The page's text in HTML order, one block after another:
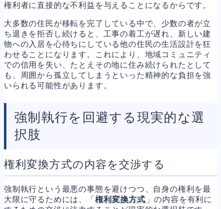
権利者に直接的な不利益を与えることになるからです。
大多数の住民が移転を完了している中で、少数の者が立
ち退きを拒否し続けると、工事の着工が遅れ、新しい建
物への入居を心待ちにしている他の住民の生活設計を狂
わせることになります。これにより、地域コミュニティ
での信用を失い、たとえその地に住み続けられたとして
も、周囲から孤立してしまうといった精神的な負担を強
いられる可能性があります。
強制執行を回避する現実的な選
択肢
権利変換方式の内容を交渉する
強制執行という最悪の事態を避けつつ、自身の権利を最
大限に守るためには、「 権利変換方式」の内容を有利に